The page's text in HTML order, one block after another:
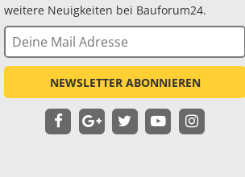
weitere Neuigkeiten bei Bauforum24.
NEWSLETTER ABONNIEREN